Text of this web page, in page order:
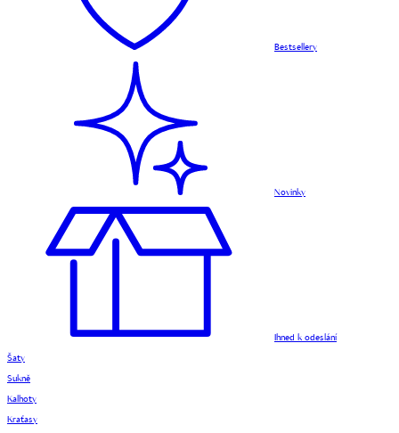
Bestsellery
Novinky
Ihned k odeslání
Šaty
Sukně
Kalhoty
Kraťasy